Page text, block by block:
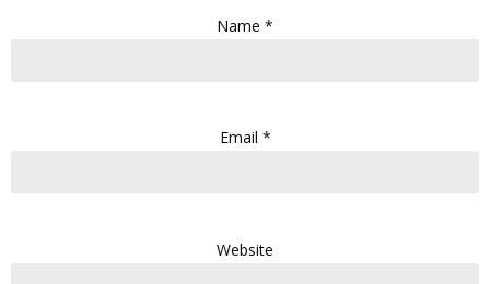
Name *
Email *
Website